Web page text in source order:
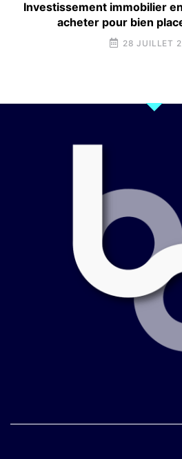
Investissement immobilier
acheter pour bien
28 JUILLET